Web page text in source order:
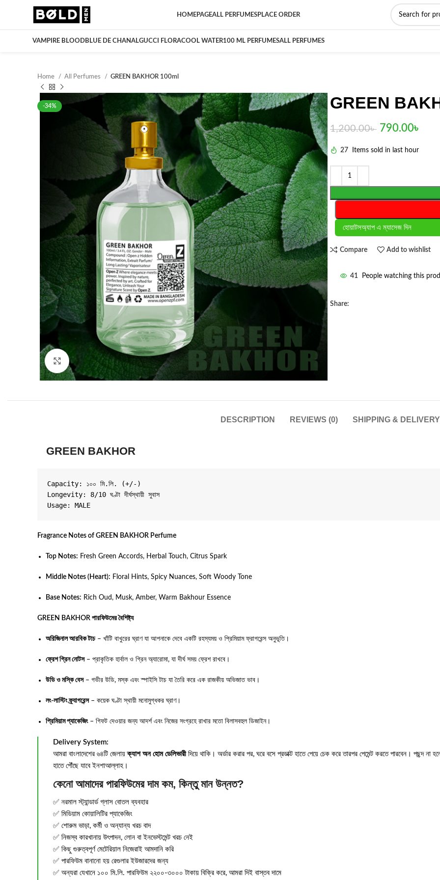
HOMEPAGEALL PERFUMESPLACE ORDER
VAMPIRE BLOODBLUE DE CHANALGUCCI FLORACOOL WATER100 ML PERFUMESALL PERFUMES
Home All Perfumes GREEN BAKHOR 100ml
-34%
Click to enlarge
GREEN
1,200.00৳ 790.00৳
27 Items sold in last hour
হোয়াটসঅ্যাপ এ ম্যাসেজ দিন
Compare Add to wishlist
41 People watching this
Share:
DESCRIPTION REVIEWS (0) SHIPPING & DELIVERY
GREEN BAKHOR
Capacity: ১০০ মি.লি. (+/-)
Longevity: 8/10 ঘণ্টা দীর্ঘস্থায়ী সুবাস
Fragrance Notes of GREEN BAKHOR Perfume
Top Notes: Fresh Green Accords, Herbal Touch, Citrus Spark
Middle Notes (Heart): Floral Hints, Spicy Nuances, Soft Woody Tone
Base Notes: Rich Oud, Musk, Amber, Warm Bakhour Essence
GREEN BAKHOR পারফিউমের বৈশিষ্ট্য
অরিজিনাল আরবিক টাচ– খাঁটি বাখুরের ঘ্রাণ যা আপনাকে দেবে একটি রহস্যময় ও প্রিমিয়াম ফ্রাগরেন্স অনুভূতি।
ফ্রেশ গ্রিন নোটস– প্রাকৃতিক হার্বাল ও গ্রিন অ্যারোমা, যা দীর্ঘ সময় ফ্রেশ রাখবে।
উডি ও মস্কি বেস– গভীর উডি, মস্ক এবং স্পাইসি টাচ যা তৈরি করে এক রাজকীয় অভিজাত ভাব।
লং-লাস্টিং ফ্র্যাগরেন্স– কয়েক ঘণ্টা স্থায়ী মনোমুগ্ধকর ঘ্রাণ।
প্রিমিয়াম প্যাকেজিং– গিফট দেওয়ার জন্য আদর্শ এবং নিজের সংগ্রহে রাখার মতো বিলাসবহুল ডিজাইন।
Delivery System:
আমরা বাংলাদেশের ৬৪টি জেলায়ক্যাশ অন হোম ডেলিভারীদিয়ে থাকি। অর্ডার করার পর, ঘরে বসে প্রডাক্ট হাতে পেয়ে চেক করে তারপর পেমেন্ট করতে পারবেন। পছন্দ না
হাতে পৌঁছে যাবে ইনশাআল্লাহ।
কেনো আমাদের পারফিউমের দাম কম, কিন্তু মান উন্নত?
✅ নরমাল স্ট্যান্ডার্ড গ্লাস বোতল ব্যবহার
✅ মিডিয়াম কোয়ালিটির প্যাকেজিং
✅ শোরুম ভাড়া, কর্মী ও অন্যান্য খরচ বাদ
✅ নিজস্ব কারখানায় উৎপাদন, লোন বা ইনভেস্টমেন্ট খরচ নেই
✅ কিছু গুরুত্বপূর্ণ মেটেরিয়াল নিজেরাই আমদানি করি
✅ পারফিউম বানানো হয় রেগুলার ইউজারদের জন্য
✅ অন্যরা যেখানে ১০০ মি.লি. পারফিউম ২২০০-৩০০০ টাকায় বিক্রি করে, আমরা দিই বাস্তব দামে